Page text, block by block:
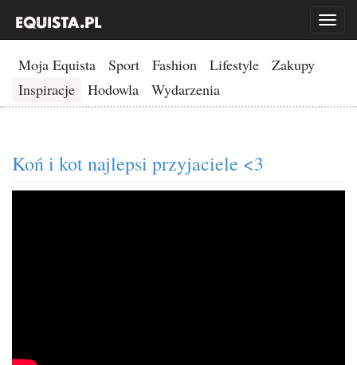
Toggle
Moja Equista Sport Fashion Lifestyle
Zakupy
Inspiracje
Hodowla Wydarzenia
Koń i kot najlepsi przyjaciele <3